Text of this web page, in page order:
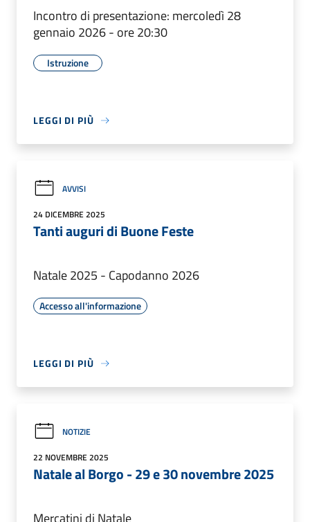
Incontro di presentazione: mercoledì 28
gennaio 2026 - ore 20:30
Istruzione
LEGGI DI PIÙ
AVVISI
24 DICEMBRE 2025
Tanti auguri di Buone Feste
Natale 2025 - Capodanno 2026
Accesso all'informazione
LEGGI DI PIÙ
NOTIZIE
22 NOVEMBRE 2025
Natale al Borgo - 29 e 30 novembre 2025